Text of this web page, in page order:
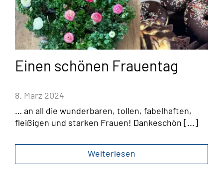
Einen schönen Frauentag
8. März 2024
… an all die wunderbaren, tollen, fabelhaften,
fleißigen und starken Frauen! Dankeschön [...]
Weiterlesen